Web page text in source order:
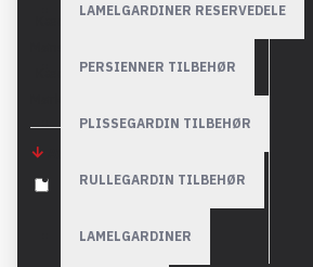
LAMELGARDINER RESERVEDELE
PERSIENNER TILBEHØR
PLISSEGARDIN TILBEHØR
RULLEGARDIN TILBEHØR
LAMELGARDINER
Kædetræksrullegardiner -
Kædetræksrullegardiner -
In Stock